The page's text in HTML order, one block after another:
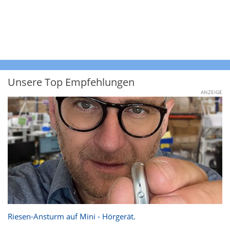
Unsere Top Empfehlungen
ANZEIGE
Riesen-Ansturm auf Mini - Hörgerät.